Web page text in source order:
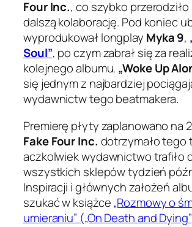
Four Inc., co szybko przerodziło
dalszą kolaborację. Pod koniec
wyprodukował longplay Myka 9,
Soul”, po czym zabrał się za
kolejnego albumu. „Woke Up
się jednym z najbardziej
wydawnictw tego beatmakera.
Premierę płyty zaplanowano na
Fake Four Inc. dotrzymało tego
aczkolwiek wydawnictwo trafiło
wszystkich sklepów tydzień
Inspiracji i głównych założeń
szukać w książce„Rozmowy o
umieraniu” („On Death and